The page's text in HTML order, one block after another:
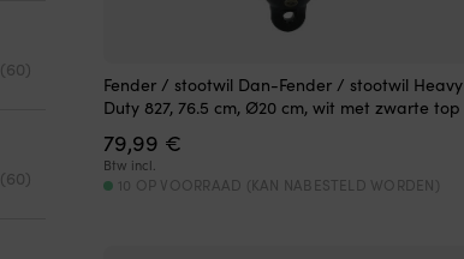
(60)
(60)
Fender / stootwil Dan-Fender / stootwil Heavy
Duty 827, 76.5 cm, Ø20 cm, wit met zwarte top
79,99 €
Btw incl.
10 OP VOORRAAD (KAN NABESTELD WORDEN)